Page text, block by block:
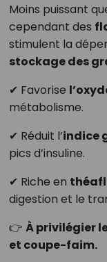
Moins puissant
cependant des
stimulent la
stockage des
✔ Favorise
métabolisme.
✔ Réduit l’indice
pics d’insuline.
✔ Riche en
digestion et le
👉 À privilégier
et coupe-faim.